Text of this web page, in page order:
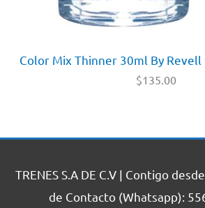
Color Mix Thinner 30ml By Revell
$135.00
TRENES S.A DE C.V | Contigo
de Contacto (Whatsapp):